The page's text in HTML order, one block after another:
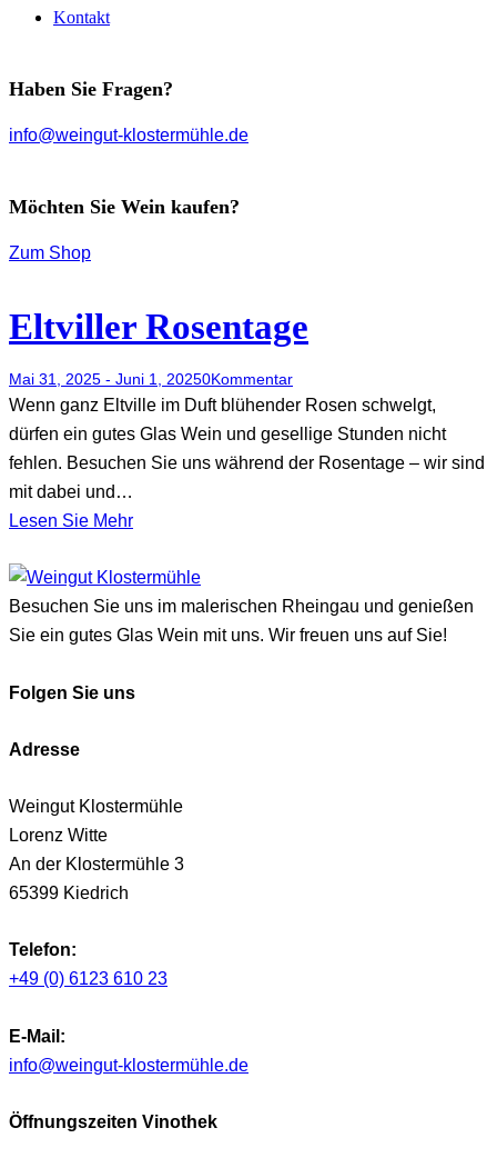
Kontakt
Haben Sie Fragen?
info@weingut-klostermühle.de
Möchten Sie Wein kaufen?
Zum Shop
Eltviller Rosentage
Mai 31, 2025 - Juni 1, 20250Kommentar
Wenn ganz Eltville im Duft blühender Rosen schwelgt,
dürfen ein gutes Glas Wein und gesellige Stunden nicht
fehlen. Besuchen Sie uns während der Rosentage – wir sind
mit dabei und…
Lesen Sie Mehr
Besuchen Sie uns im malerischen Rheingau und genießen
Sie ein gutes Glas Wein mit uns. Wir freuen uns auf Sie!
Folgen Sie uns
Adresse
Weingut Klostermühle
Lorenz Witte
An der Klostermühle 3
65399 Kiedrich
Telefon:
+49 (0) 6123 610 23
E-Mail:
info@weingut-klostermühle.de
Öffnungszeiten Vinothek